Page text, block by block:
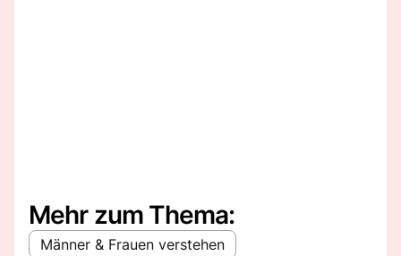
Mehr zum Thema:
Männer & Frauen verstehen